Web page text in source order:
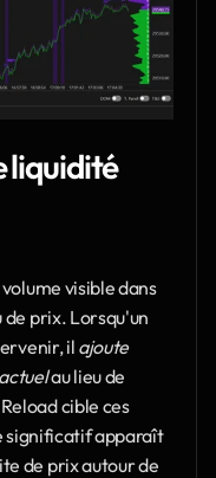
liquidité
visible dans
de prix. Lorsqu'un
il ajoute
au lieu de
cible ces
significatif apparaît
de prix autour de